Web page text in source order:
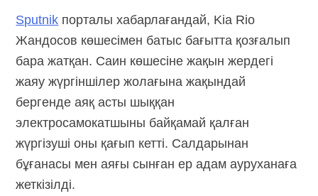
Sputnik порталы хабарлағандай, Kia Rio
Жандосов көшесімен батыс бағытта қозғалып
бара жатқан. Саин көшесіне жақын жердегі
жаяу жүргіншілер жолағына жақындай
бергенде аяқ асты шыққан
электросамокатшыны байқамай қалған
жүргізуші оны қағып кетті. Салдарынан
бұғанасы мен аяғы сынған ер адам ауруханаға
жеткізілді.